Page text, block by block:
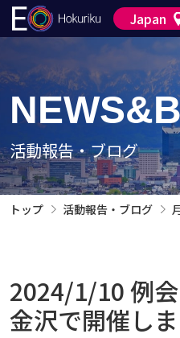
Japan
活動報告・ブログ
トップ 活動報告・ブログ
2024/1/10 例
金沢で開催しま